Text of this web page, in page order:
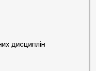
дисциплін